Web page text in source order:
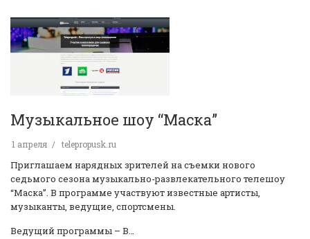
Музыкальное шоу “Маска”
1 апреля telepropusk.ru
Приглашаем нарядных зрителей на съемки нового
седьмого сезона музыкально-развлекательного телешоу
“Маска”. В программе участвуют известные артисты,
музыканты, ведущие, спортсмены.
Ведущий программы – В…